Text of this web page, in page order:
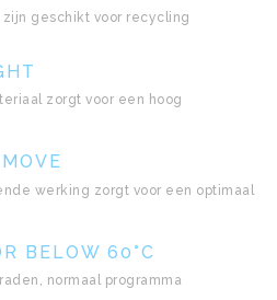
zijn geschikt voor recycling
zorgt voor een hoog
werking zorgt voor een optimaal
BELOW 60°C
normaal programma